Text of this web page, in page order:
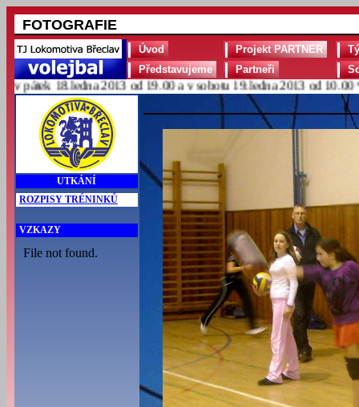
FOTOGRAFIE
Úvod Projekt PARTNER
Představujeme
Partneři
18.ledna 2013 od 19.00 a v sobotu 19.ledna 2013 od 10.00 ***
UTKÁNÍ
ROZPISY TRÉNINKŮ
VZKAZY